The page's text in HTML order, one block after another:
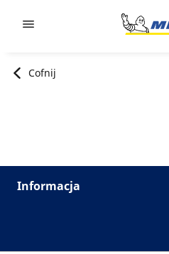
Cofnij
Informacja